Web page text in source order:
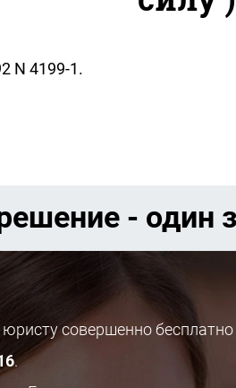
N 4199-1.
- один
совершенно бесплатно
.